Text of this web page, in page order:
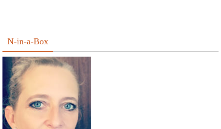
N-in-a-Box